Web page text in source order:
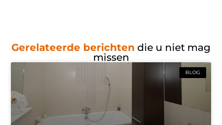
Gerelateerde berichten die u niet mag
missen
BLOG